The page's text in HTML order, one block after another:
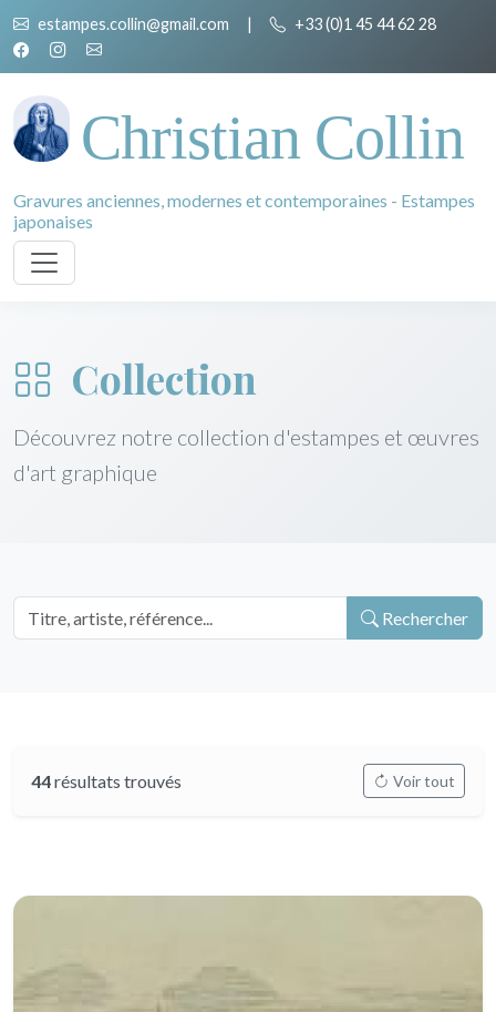
estampes.collin@gmail.com | +33 (0)1 45 44 62 28
Christian Collin
Gravures anciennes, modernes et contemporaines - Estampes
japonaises
Collection
Découvrez notre collection d'estampes et œuvres
d'art graphique
Rechercher
44résultats trouvés Voir tout